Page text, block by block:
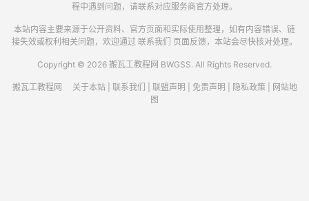
程中遇到问题，请联系对应服务商官方处理。
本站内容主要来源于公开资料、官方页面和实际使用整理，如有内容错误、链
接失效或权利相关问题，欢迎通过 联系我们 页面反馈，本站会尽快核对处理。
Copyright © 2026 搬瓦工教程网 BWGSS. All Rights Reserved.
搬瓦工教程网 关于本站| 联系我们 联盟声明 免责声明 隐私政策
网站地
图